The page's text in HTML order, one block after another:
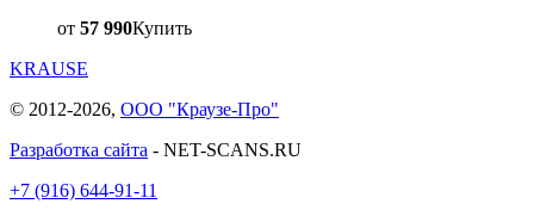
от 57 990Купить
KRAUSE
© 2012-2026, ООО "Краузе-Про"
Разработка сайта - NET-SCANS.RU
+7 (916) 644-91-11